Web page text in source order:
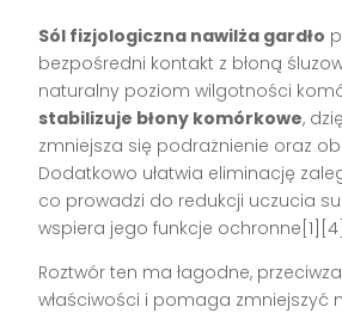
Sól fizjologiczna nawilża gardło
bezpośredni kontakt z błoną
naturalny poziom wilgotności
stabilizuje błony komórkowe,
zmniejsza się podrażnienie oraz
Dodatkowo ułatwia eliminację
co prowadzi do redukcji uczucia
wspiera jego funkcje
Roztwór ten ma łagodne,
właściwości i pomaga zmniejszyć